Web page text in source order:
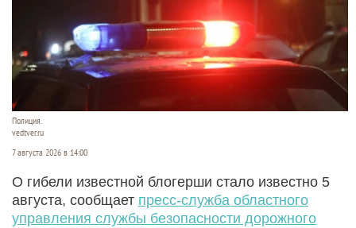
Полиция.
vedtver.ru
7 августа 2026 в 14:00
О гибели известной блогерши стало известно 5
августа, сообщает пресс-служба областного
управления службы безопасности дорожного